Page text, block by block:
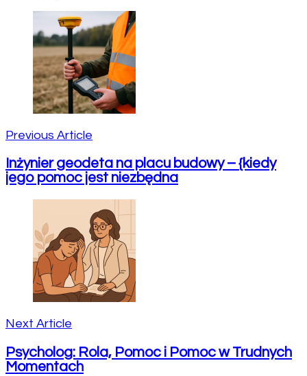
Navigation
Previous Article
Inżynier geodeta na placu budowy – {kiedy
jego pomoc jest niezbędna
Next Article
Psycholog: Rola, Pomoc i Pomoc w Trudnych
Momentach